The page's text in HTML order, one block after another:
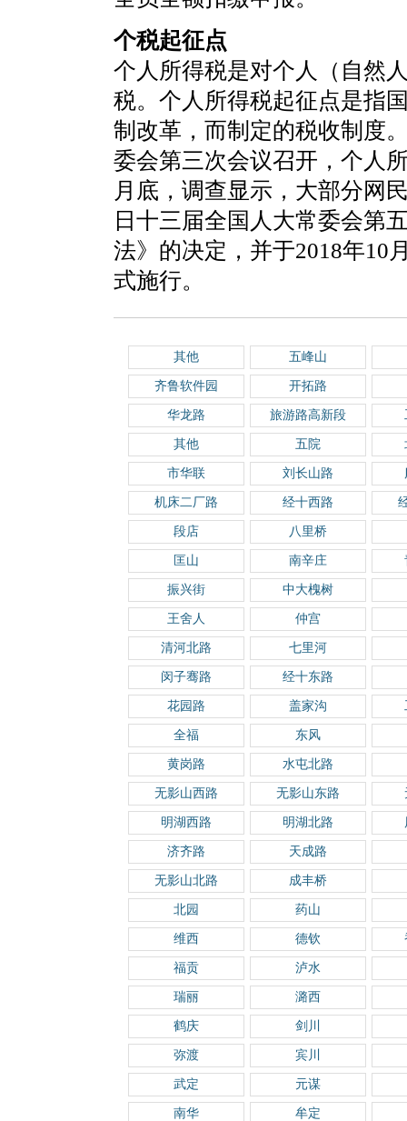
个税起征点
个人所得税是对个人（自然
税。个人所得税起征点是指
制改革，而制定的税收制度
委会第三次会议召开，个人
月底，调查显示，大部分网
日十三届全国人大常委会第
法》的决定，并于2018年10
式施行。
其他 五峰山
齐鲁软件园 开拓路
华龙路 旅游路高新段
其他 五院
市华联 刘长山路
机床二厂路 经十西路
段店 八里桥
匡山 南辛庄
振兴街 中大槐树
王舍人 仲宫
清河北路 七里河
闵子骞路 经十东路
花园路 盖家沟
全福 东风
黄岗路 水屯北路
无影山西路 无影山东路
明湖西路 明湖北路
济齐路 天成路
无影山北路 成丰桥
北园 药山
维西 德钦
福贡 泸水
瑞丽 潞西
鹤庆 剑川
弥渡 宾川
武定 元谋
南华 牟定